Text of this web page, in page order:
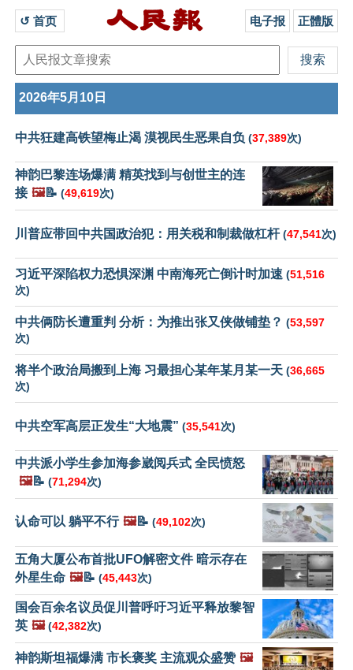
↺ 首页 电子报 正體版
2026年5月10日
中共狂建高铁望梅止渴 漠视民生恶果自负 (37,389次)
神韵巴黎连场爆满 精英找到与创世主的连
接 🖼️📝 (49,619次)
川普应带回中共国政治犯：用关税和制裁做杠杆(47,541次)
习近平深陷权力恐惧深渊 中南海死亡倒计时加速 (51,516
次)
中共俩防长遭重判 分析：为推出张又侠做铺垫？ (53,597
次)
将半个政治局搬到上海 习最担心某年某月某一天 (36,665
次)
中共空军高层正发生“大地震” (35,541次)
中共派小学生参加海参崴阅兵式 全民愤怒
🖼️📝 (71,294次)
认命可以 躺平不行 🖼️📝 (49,102次)
五角大厦公布首批UFO解密文件 暗示存在
外星生命 🖼️📝 (45,443次)
国会百余名议员促川普呼吁习近平释放黎智
英 🖼️ (42,382次)
神韵斯坦福爆满 市长褒奖 主流观众盛赞 🖼️